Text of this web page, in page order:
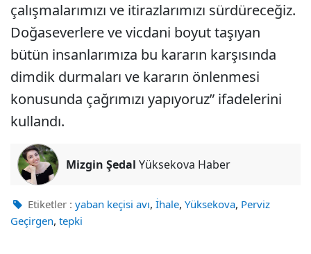
çalışmalarımızı ve itirazlarımızı sürdüreceğiz.
Doğaseverlere ve vicdani boyut taşıyan
bütün insanlarımıza bu kararın karşısında
dimdik durmaları ve kararın önlenmesi
konusunda çağrımızı yapıyoruz” ifadelerini
kullandı.
Mizgin Şedal Yüksekova Haber
Etiketler : yaban keçisi avı, İhale, Yüksekova, Perviz
Geçirgen, tepki